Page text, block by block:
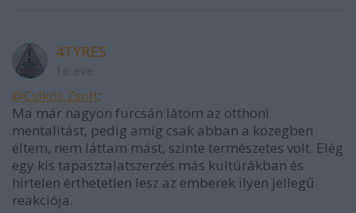
4TYRES
@Csikós Zsolt:
Ma már nagyon furcsán látom az otthoni
mentalitást, pedig amíg csak abban a közegben
éltem, nem láttam mást, szinte természetes volt. Elég
egy kis tapasztalatszerzés más kultúrákban és
hirtelen érthetetlen lesz az emberek ilyen jellegű
reakciója.